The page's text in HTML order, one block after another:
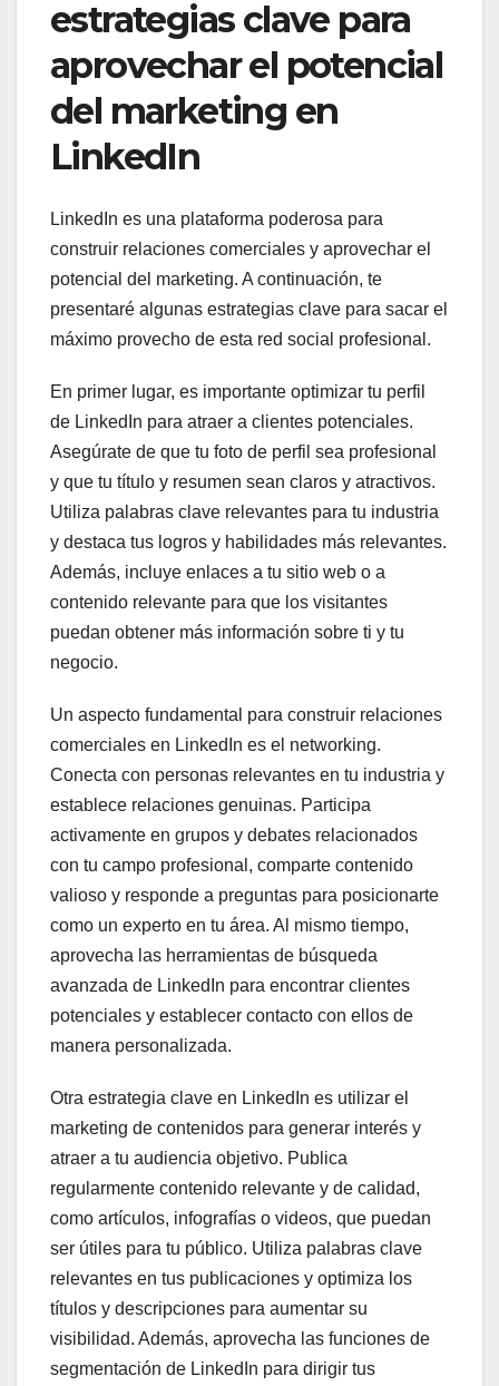
estrategias clave para
aprovechar el potencial
del marketing en
LinkedIn
LinkedIn es una plataforma poderosa para
construir relaciones comerciales y aprovechar el
potencial del marketing. A continuación, te
presentaré algunas estrategias clave para sacar el
máximo provecho de esta red social profesional.
En primer lugar, es importante optimizar tu perfil
de LinkedIn para atraer a clientes potenciales.
Asegúrate de que tu foto de perfil sea profesional
y que tu título y resumen sean claros y atractivos.
Utiliza palabras clave relevantes para tu industria
y destaca tus logros y habilidades más relevantes.
Además, incluye enlaces a tu sitio web o a
contenido relevante para que los visitantes
puedan obtener más información sobre ti y tu
negocio.
Un aspecto fundamental para construir relaciones
comerciales en LinkedIn es el networking.
Conecta con personas relevantes en tu industria y
establece relaciones genuinas. Participa
activamente en grupos y debates relacionados
con tu campo profesional, comparte contenido
valioso y responde a preguntas para posicionarte
como un experto en tu área. Al mismo tiempo,
aprovecha las herramientas de búsqueda
avanzada de LinkedIn para encontrar clientes
potenciales y establecer contacto con ellos de
manera personalizada.
Otra estrategia clave en LinkedIn es utilizar el
marketing de contenidos para generar interés y
atraer a tu audiencia objetivo. Publica
regularmente contenido relevante y de calidad,
como artículos, infografías o videos, que puedan
ser útiles para tu público. Utiliza palabras clave
relevantes en tus publicaciones y optimiza los
títulos y descripciones para aumentar su
visibilidad. Además, aprovecha las funciones de
segmentación de LinkedIn para dirigir tus